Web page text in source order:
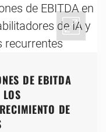
DE EBITDA
DE